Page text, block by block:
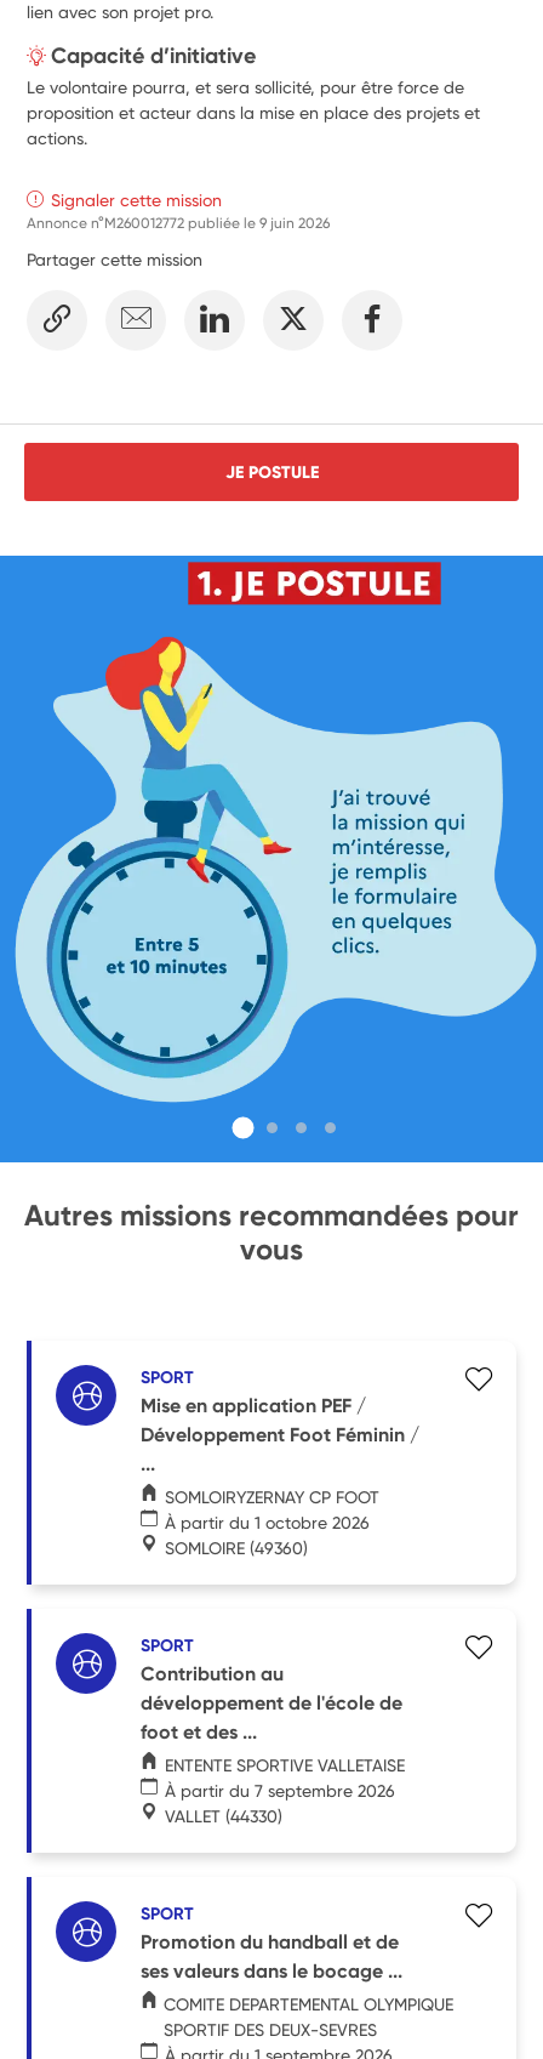
lien avec son projet pro.
Capacité d’initiative
Le volontaire pourra, et sera sollicité, pour être force de
proposition et acteur dans la mise en place des projets et
actions.
Signaler cette mission
Annonce n°M260012772 publiée le9 juin 2026
Partager cette mission
JE POSTULE
Autres missions recommandées pour
vous
SPORT
Mise en application PEF /
Développement Foot Féminin /
...
SOMLOIRYZERNAY CP FOOT
À partir du 1 octobre 2026
SOMLOIRE (49360)
SPORT
Contribution au
développement de l'école de
foot et des ...
ENTENTE SPORTIVE VALLETAISE
À partir du 7 septembre 2026
VALLET (44330)
SPORT
Promotion du handball et de
ses valeurs dans le bocage ...
COMITE DEPARTEMENTAL OLYMPIQUE
SPORTIF DES DEUX-SEVRES
À partir du 1 septembre 2026